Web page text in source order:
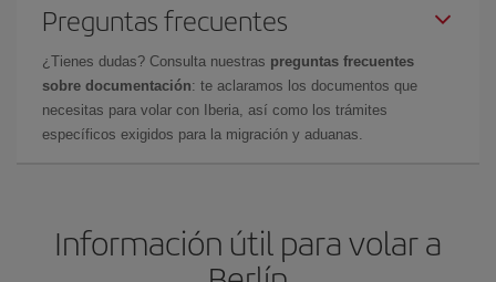
Preguntas frecuentes
¿Tienes dudas? Consulta nuestras preguntas frecuentes
sobre documentación: te aclaramos los documentos que
necesitas para volar con Iberia, así como los trámites
específicos exigidos para la migración y aduanas.
Información útil para volar a